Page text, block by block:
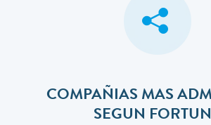
COMPAÑIAS MAS
SEGUN